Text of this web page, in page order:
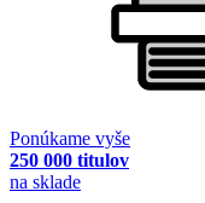
Ponúkame vyše
250 000 titulov
na sklade